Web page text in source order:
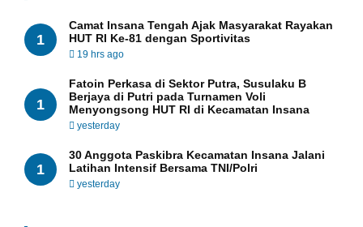
1
Camat Insana Tengah Ajak Masyarakat Rayakan
HUT RI Ke-81 dengan Sportivitas
19 hrs ago
1
Fatoin Perkasa di Sektor Putra, Susulaku B
Berjaya di Putri pada Turnamen Voli
Menyongsong HUT RI di Kecamatan Insana
yesterday
1
30 Anggota Paskibra Kecamatan Insana Jalani
Latihan Intensif Bersama TNI/Polri
yesterday